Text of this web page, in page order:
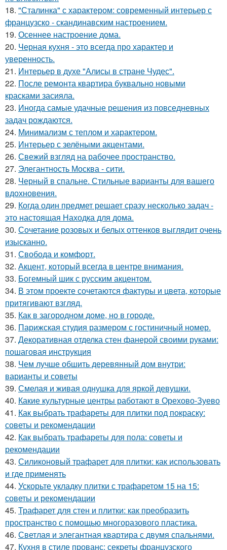
18. "Сталинка" с характером: современный интерьер с
французско - скандинавским настроением.
19. Осеннее настроение дома.
20. Черная кухня - это всегда про характер и
уверенность.
21. Интерьер в духе "Алисы в стране Чудес".
22. После ремонта квартира буквально новыми
красками засияла.
23. Иногда самые удачные решения из повседневных
задач рождаются.
24. Минимализм с теплом и характером.
25. Интерьер с зелёными акцентами.
26. Свежий взгляд на рабочее пространство.
27. Элегантность Москва - сити.
28. Черный в спальне. Стильные варианты для вашего
вдохновения.
29. Когда один предмет решает сразу несколько задач -
это настоящая Находка для дома.
30. Сочетание розовых и белых оттенков выглядит очень
изысканно.
31. Свобода и комфорт.
32. Акцент, который всегда в центре внимания.
33. Богемный шик с русским акцентом.
34. В этом проекте сочетаются фактуры и цвета, которые
притягивают взгляд.
35. Как в загородном доме, но в городе.
36. Парижская студия размером с гостиничный номер.
37. Декоративная отделка стен фанерой своими руками:
пошаговая инструкция
38. Чем лучше обшить деревянный дом внутри:
варианты и советы
39. Смелая и живая однушка для яркой девушки.
40. Какие культурные центры работают в Орехово-Зуево
41. Как выбрать трафареты для плитки под покраску:
советы и рекомендации
42. Как выбрать трафареты для пола: советы и
рекомендации
43. Силиконовый трафарет для плитки: как использовать
и где применять
44. Ускорьте укладку плитки с трафаретом 15 на 15:
советы и рекомендации
45. Трафарет для стен и плитки: как преобразить
пространство с помощью многоразового пластика.
46. Светлая и элегантная квартира с двумя спальнями.
47. Кухня в стиле прованс: секреты французского